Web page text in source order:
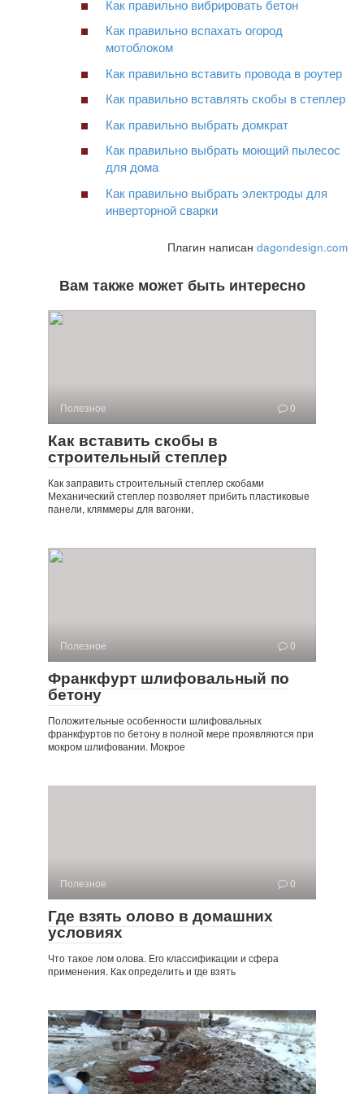
Как правильно вибрировать бетон
Как правильно вспахать огород
мотоблоком
Как правильно вставить провода в роутер
Как правильно вставлять скобы в степлер
Как правильно выбрать домкрат
Как правильно выбрать моющий пылесос
для дома
Как правильно выбрать электроды для
инверторной сварки
Плагин написан dagondesign.com
Вам также может быть интересно
Полезное 0
Как вставить скобы в
строительный степлер
Как заправить строительный степлер скобами
Механический степлер позволяет прибить пластиковые
панели, кляммеры для вагонки,
Полезное 0
Франкфурт шлифовальный по
бетону
Положительные особенности шлифовальных
франкфуртов по бетону в полной мере проявляются при
мокром шлифовании. Мокрое
Полезное 0
Где взять олово в домашних
условиях
Что такое лом олова. Его классификации и сфера
применения. Как определить и где взять